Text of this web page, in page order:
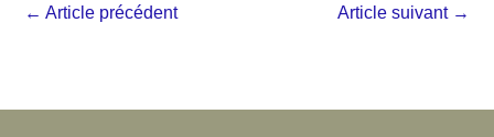
← Article précédent Article suivant →